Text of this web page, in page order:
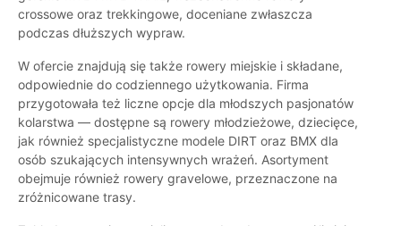
crossowe oraz trekkingowe, doceniane zwłaszcza
podczas dłuższych wypraw.
W ofercie znajdują się także rowery miejskie i składane,
odpowiednie do codziennego użytkowania. Firma
przygotowała też liczne opcje dla młodszych pasjonatów
kolarstwa — dostępne są rowery młodzieżowe, dziecięce,
jak również specjalistyczne modele DIRT oraz BMX dla
osób szukających intensywnych wrażeń. Asortyment
obejmuje również rowery gravelowe, przeznaczone na
zróżnicowane trasy.